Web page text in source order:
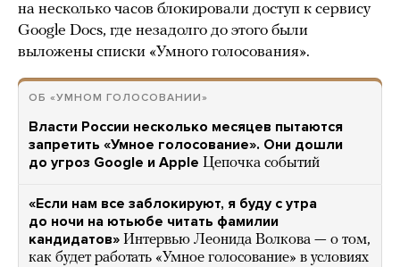
на несколько часов блокировали доступ к сервису
Google Docs, где незадолго до этого были
выложены списки «Умного голосования».
ОБ «УМНОМ ГОЛОСОВАНИИ»
Власти России несколько месяцев пытаются
запретить «Умное голосование». Они дошли
до угроз Google и Apple Цепочка событий
«Если нам все заблокируют, я буду с утра
до ночи на ютьюбе читать фамилии
кандидатов» Интервью Леонида Волкова — о том,
как будет работать «Умное голосование» в условиях